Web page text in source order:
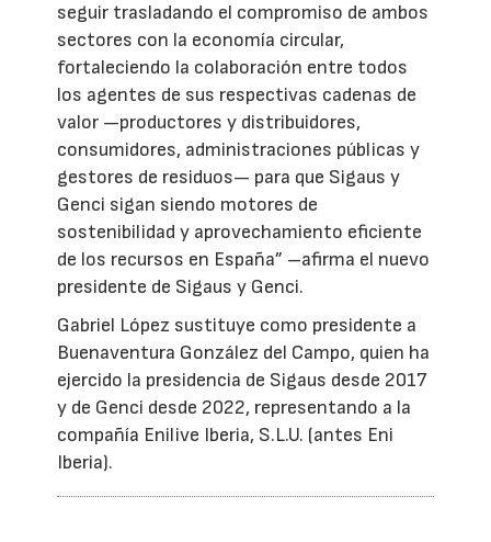
seguir trasladando el compromiso de ambos
sectores con la economía circular,
fortaleciendo la colaboración entre todos
los agentes de sus respectivas cadenas de
valor —productores y distribuidores,
consumidores, administraciones públicas y
gestores de residuos— para que Sigaus y
Genci sigan siendo motores de
sostenibilidad y aprovechamiento eficiente
de los recursos en España” –afirma el nuevo
presidente de Sigaus y Genci.
Gabriel López sustituye como presidente a
Buenaventura González del Campo, quien ha
ejercido la presidencia de Sigaus desde 2017
y de Genci desde 2022, representando a la
compañía Enilive Iberia, S.L.U. (antes Eni
Iberia).